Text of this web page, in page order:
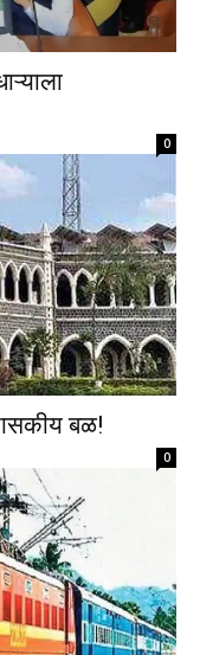
0
बळ!
0